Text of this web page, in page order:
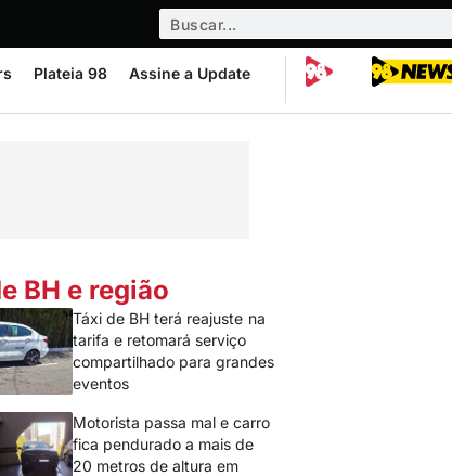
Plateia 98 Assine a Update
BH e região
Táxi de BH terá reajuste na
tarifa e retomará serviço
compartilhado para grandes
eventos
Motorista passa mal e carro
fica pendurado a mais de
20 metros de altura em